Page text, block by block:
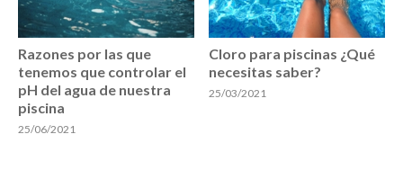
Razones por las que
tenemos que controlar el
pH del agua de nuestra
piscina
25/06/2021
Cloro para piscinas ¿Qué
necesitas saber?
25/03/2021